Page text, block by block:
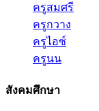
ครูสมศรี
ครูกวาง
ครูไอซ์
ครูนน
สังคมศึกษา